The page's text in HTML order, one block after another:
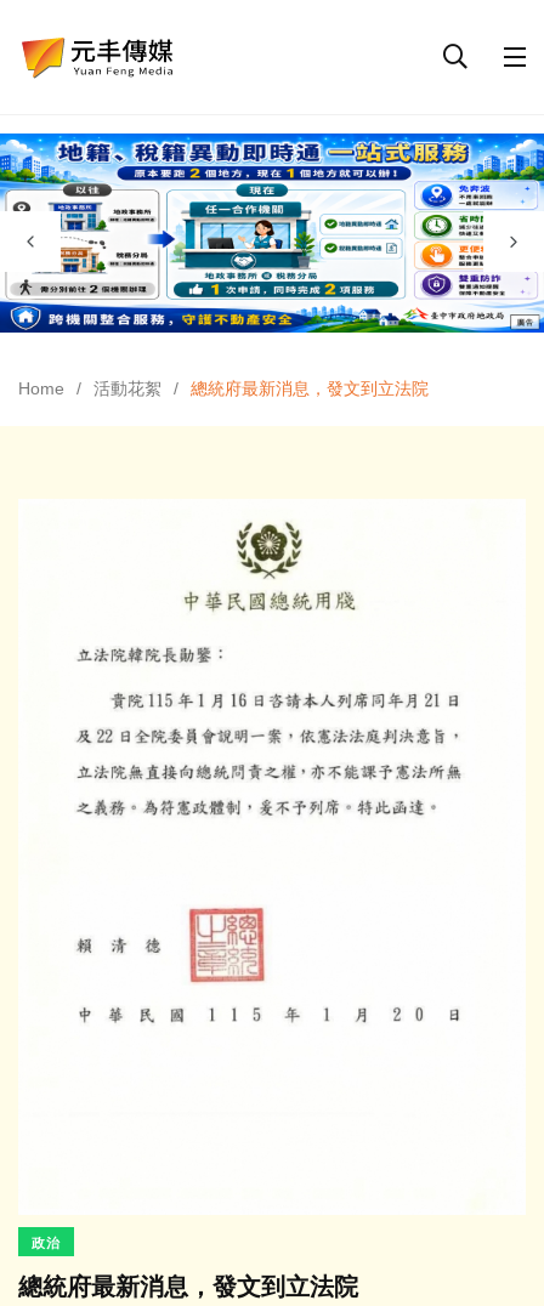
Home 活動花絮 總統府最新消息，發文到立法院
政治
總統府最新消息，發文到立法院